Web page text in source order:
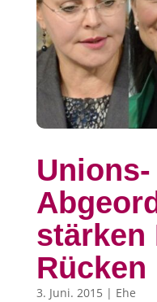
Unions-
stärken
Rücken
3. Juni. 2015 | Ehe